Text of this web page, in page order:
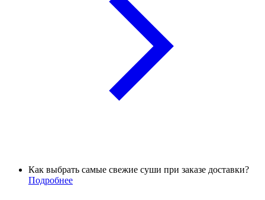
Как выбрать самые свежие суши при заказе доставки?
Подробнее